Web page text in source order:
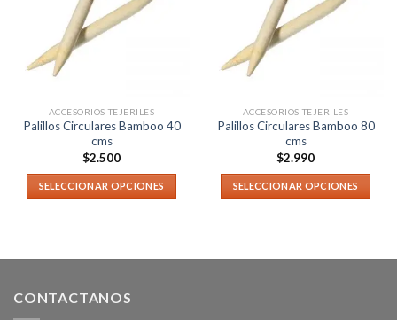
ACCESORIOS TEJERILES
Palillos Circulares Bamboo 40
cms
$2.500
SELECCIONAR OPCIONES
ACCESORIOS TEJERILES
Palillos Circulares Bamboo 80
cms
$2.990
SELECCIONAR OPCIONES
CONTACTANOS